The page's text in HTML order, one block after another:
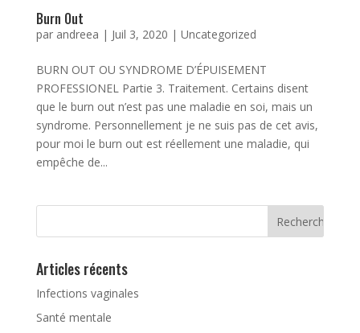
Burn Out
par andreea | Juil 3, 2020 | Uncategorized
BURN OUT OU SYNDROME D’ÉPUISEMENT
PROFESSIONEL Partie 3. Traitement. Certains disent
que le burn out n’est pas une maladie en soi, mais un
syndrome. Personnellement je ne suis pas de cet avis,
pour moi le burn out est réellement une maladie, qui
empêche de...
Articles récents
Infections vaginales
Santé mentale